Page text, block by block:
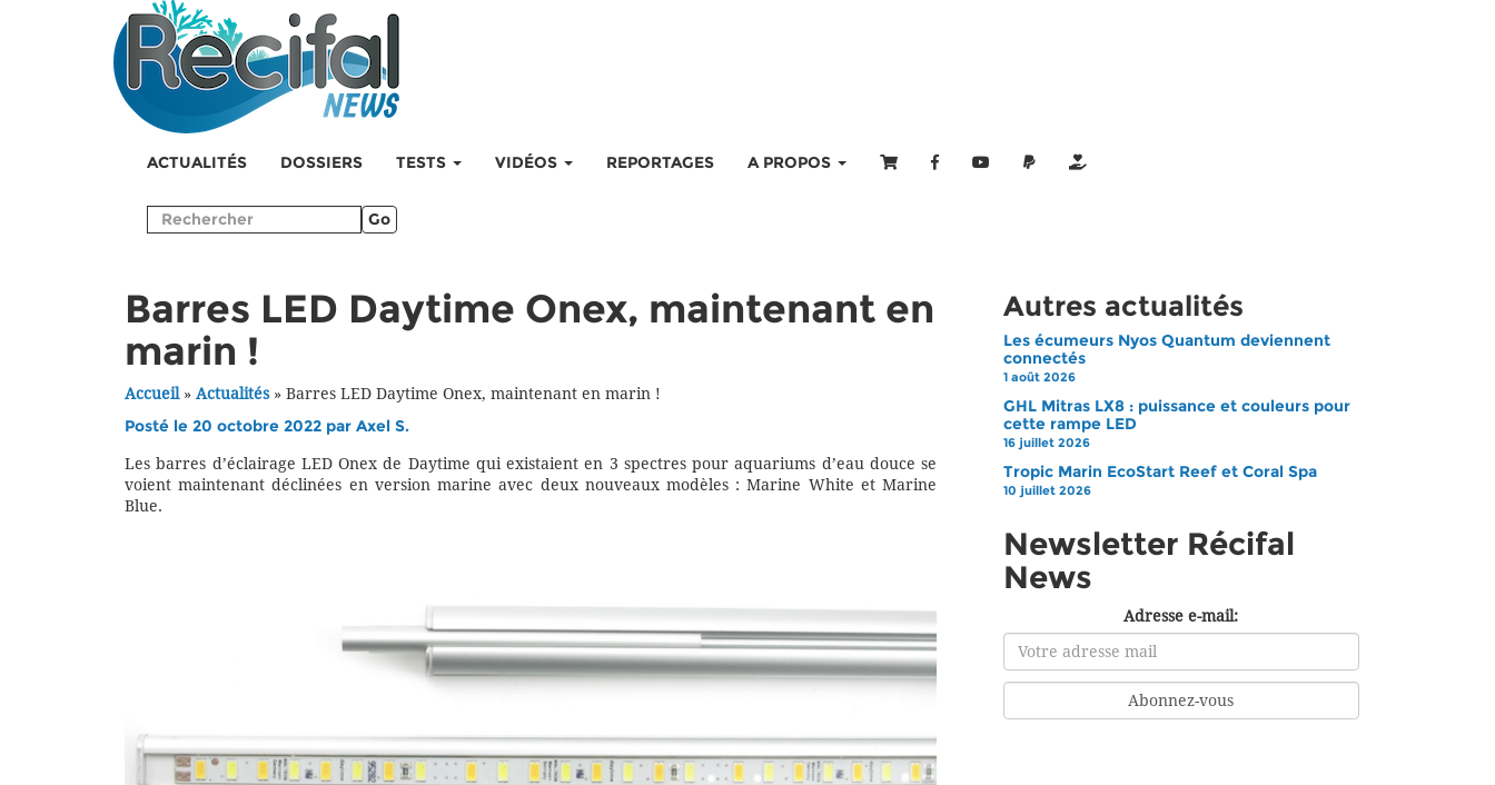
ACTUALITÉS DOSSIERS TESTS VIDÉOS REPORTAGES A PROPOS
Go
Barres LED Daytime Onex, maintenant en
marin !
Accueil» Actualités» Barres LED Daytime Onex, maintenant en marin !
Posté le 20 octobre 2022 par Axel S.
Les barres d’éclairage LED Onex de Daytime qui existaient en 3 spectres pour aquariums d’eau douce se
voient maintenant déclinées en version marine avec deux nouveaux modèles : Marine White et Marine
Blue.
Autres actualités
Les écumeurs Nyos Quantum deviennent
connectés
1 août 2026
GHL Mitras LX8 : puissance et couleurs pour
cette rampe LED
16 juillet 2026
Tropic Marin EcoStart Reef et Coral Spa
10 juillet 2026
Newsletter Récifal
News
Adresse e-mail: